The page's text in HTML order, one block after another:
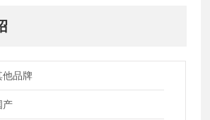
他品牌
产